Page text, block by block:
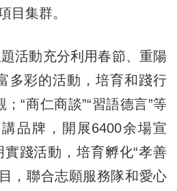
目集群。
活動充分利用春節、重陽
多彩的活動，培育和踐行
“商仁商談”“習語德言”等
品牌，開展6400余場宣
實踐活動，培育孵化“孝善
，聯合志願服務隊和愛心